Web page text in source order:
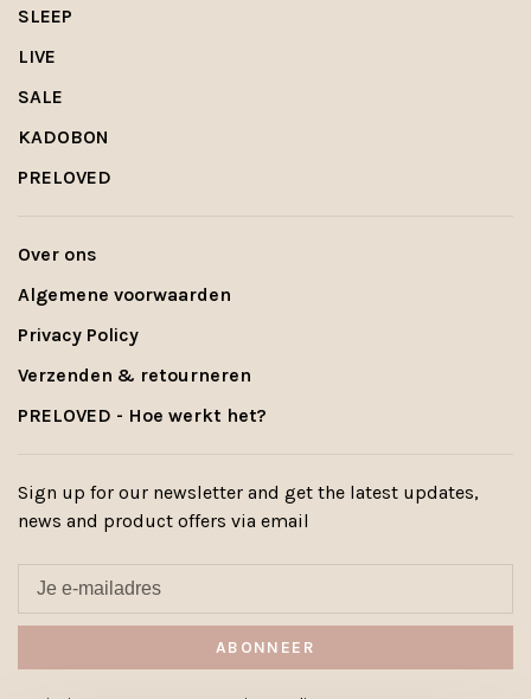
SLEEP
LIVE
SALE
KADOBON
PRELOVED
Over ons
Algemene voorwaarden
Privacy Policy
Verzenden & retourneren
PRELOVED - Hoe werkt het?
Sign up for our newsletter and get the latest updates,
news and product offers via email
ABONNEER